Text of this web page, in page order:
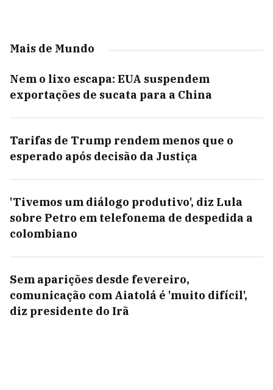
Mais de Mundo
Nem o lixo escapa: EUA suspendem
exportações de sucata para a China
Tarifas de Trump rendem menos que o
esperado após decisão da Justiça
'Tivemos um diálogo produtivo', diz Lula
sobre Petro em telefonema de despedida a
colombiano
Sem aparições desde fevereiro,
comunicação com Aiatolá é 'muito difícil',
diz presidente do Irã